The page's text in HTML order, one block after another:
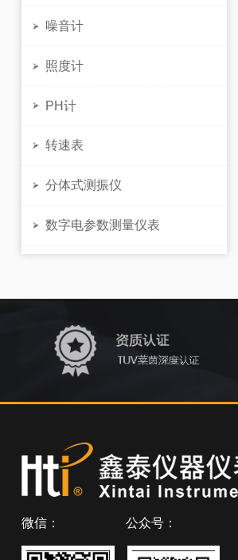
 噪音计
 照度计
 PH计
 转速表
 分体式测振仪
 数字电参数测量仪表
微信： 公众号：